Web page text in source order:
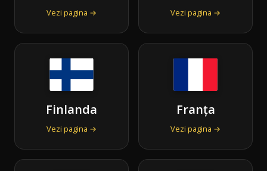
Vezi pagina → Vezi pagina →
Finlanda
Vezi pagina →
Franța
Vezi pagina →